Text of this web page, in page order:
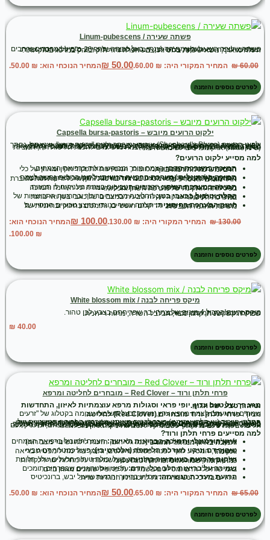
פשתה שעירה / Linum-pubescens
פשתה שעירה היא עשב/צמח חד-שנתי, בעל פריחה יפהפייה, מופיע במרבדים נרחבים וצפופים. לצמח גבעול זקוף, צבעו לבן, המגיע לגובה של כ- 20 ס"מ ללא הסתעפויות. העלה מוארך, נושא שערות בלוטיות. צבע הפרח ורוד חזק ובוהק במרכזו בוהק יותר.
₪60.00 המחיר המקורי היה: ₪ 60.00. ₪ 50.00 המחיר הנוכחי הוא: ₪ 50.00.
לפרטים נוספים והזמנה
ילקוט הרועים מיובש – Capsella bursa-pastoris
ילקוט הרועים (Shepherd's Purse) איכותי ומובחר מבית "זרעים מציון", שנאסף, נחתך ויובש בקפידה כדי להבטיח את שימור הרכיבים הפעילים והאיכויות הייחודיות של הצמח. ילקוט הרועים הוא צמח בר חד-שנתי ממשפחת המצליבים, המוכר מזה מאות שנים ברפואת הצמחים האירופית והמסורתית כצמח מפתח בעל יכולות כיווץ ואיזון פנימי עוצמתיות. החלקים המיובשים של הצמח מושלמים להכנת חליטות תה, תמציות (טינקטורות) או קומפרסים לשימוש חיצוני.
למה מסייע ילקוט הרועים?
תמיכה במערכת הדם:
הצמח מוכר ומבוקש מאוד ברפואת הצמחים המסורתית בזכות תכונותיו המכווצות, המסייעות לתפקוד תקין ומאוזן של כלי הדם ומערכת ההזרמה בגוף.
תמיכה הורמונלית ומערכת הרבייה הנשית:
ילקוט הרועים נחשב לצמח מפתח בקליניקות של רפואת צמחים מודרנית בכל הקשור לאיזון המערכת ההורמונלית הנשית, והוא מסייע במיוחד בוויסות והקלה על זרימת וסת מוגברת או דימומים לא סדירים.
תמיכה במערכת השתן:
הרכיבים הטבעיים בצמח מעניקים לו תכונות מחטאות ומשתנות עדינות, המסייעות בניקוי, שמירה על היגיינה ותמיכה בפעילותה התקינה של מערכת השתן והכליות.
הקלה וטיפול בכאבי בטן:
החליטה מסייעת בריכוך ובהרגעת התכווצויות של שרירים חלקים, ומעניקה הקלה טבעית במצבים של כאבי בטן ואי-נוחות במערכת העיכול.
חיזוק המערכת החיסונית:
הצמח עשיר בנוגדי חמצון טבעיים המסייעים להגנה על תאי הגוף מפני רדיקלים חופשיים, ותומכים בחיזוק ובחיוניות של מערכת ההגנה הטבעית.
₪130.00 המחיר המקורי היה: ₪ 130.00. ₪ 100.00
המחיר הנוכחי הוא:
₪ 100.00.
לפרטים נוספים והזמנה
מיקס פריחה לבנה / White blossom mix
מיקס זרעים המכיל 4 מינים של צמחי בר שפריחתם בצבע לבן טהור.
המיקס מכיל את המינים הבאים:
שפרירה קשקשנית, קחוון מצוי, חבלבל השדה, מרווה רייחנית.
₪ 40.00
לפרטים נוספים והזמנה
פרחי תלתן ורוד – Red Clover – מובחרים לחליטה ומרפא
מגע רך של טעם עדין, יופי פראי וסגולות מרפא עוצמתיות לאיזון, התחדשות וטיהור טבעי של הגוף.
שמחים שהגעתם לצמח מרפא עדין, מרתק ובעל חשיבות עצומה בקטלוג של "זרעים מציון":פרחי תלתן ורוד מובחרים (Red Clover) לחליטה
.
התלתן הוורוד (או תלתן ארגמני) מוכר לרבים מאיתנו ממרבדי הפריחה המשגעים של הטבע, אך ברפואת הצמחים המסורתית והמודרנית הוא נחשב לתחנת כוח בריאותית, במיוחד עבור נשים. הפרחים היפהפיים גדושים באיזופלבונים (Isoflavones) – פיטואסטרוגנים טבעיים מהצומח המסייעים באיזון עדין וטבעי של מערכת ההורמונלית. בנוסף, הוא עשיר במינרלים חיוניים כמו סידן, מגנזיום, אשלגן וויטמין C. תהליך הלקוט והייבוש הקפדני שלנו שומר על שלמות הפרחים והרכיבים הפעילים שבהם, ומעניק לכם חליטה בעלת טעם מתקתק-עשבוני קליל וסגולות ניקוי ואיזון מופלאות.
למה מסייעים פרחי תלתן ורוד?
איזון הורמונלי ותמיכה בבריאות האישה:
הצמח המוביל ברפואת הצמחים להקלה על תסמיני גיל המעבר (כמו גלי חום, הזעות לילה ושינויי מצב רוח) ותמיכה באיזון המחזור החודשי.
טיהור דם וניקוי מערכת הלימפה (אלטרטיבי):
פועל כמטהר דם טבעי ועוצמתי, המסייע לגוף לפנות פסולת ורעלנים, ותומך בזרימה לימפטית בריאה ותקינה.
שיקום והרגעת בעיות עור כרוניות:
בשל יכולת טיהור הרעלים שלו, חליטת תלתן ורוד ידועה כמשפרת ומקילה באופן משמעותי על מחלות עור דלקתיות כמו אקזמה, פסוריאזיס ופריחות טורדניות.
שמירה על בריאות הלב וכלי הדם:
הפיטואסטרוגנים שבפרחים תומכים בגמישות כלי הדם ומסייעים בשמירה על פרופיל שומנים מאוזן בדם.
הרגעת מערכת הנשימה:
מסייע בריכוך והרגעת שיעול יבש, ברונכיטיס וגירויים בדרכי הנשימה הודות לתכונותיו הנוגדות עווית.
₪65.00 המחיר המקורי היה: ₪ 65.00. ₪ 50.00 המחיר הנוכחי הוא: ₪ 50.00.
לפרטים נוספים והזמנה